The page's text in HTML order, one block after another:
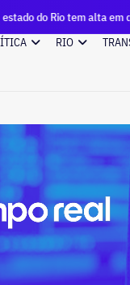
alta em quatro dos
RIO